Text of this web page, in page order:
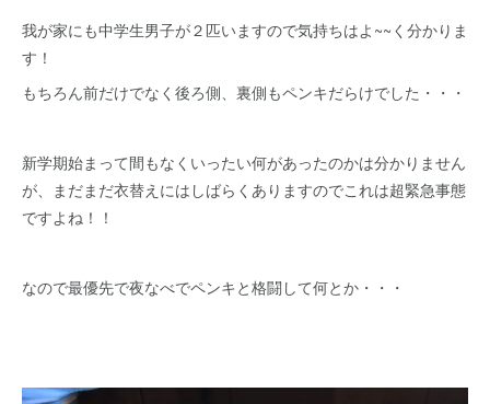
我が家にも中学生男子が２匹いますので気持ちはよ~~く分かりま
す！
もちろん前だけでなく後ろ側、裏側もペンキだらけでした・・・
新学期始まって間もなくいったい何があったのかは分かりません
が、まだまだ衣替えにはしばらくありますのでこれは超緊急事態
ですよね！！
なので最優先で夜なべでペンキと格闘して何とか・・・